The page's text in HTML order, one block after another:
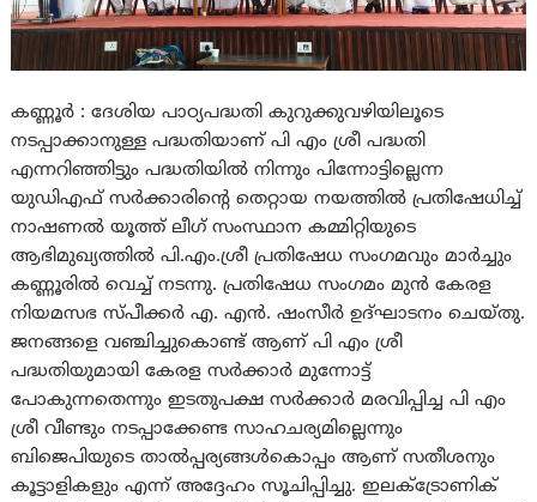
കണ്ണൂർ : ദേശിയ പാഠ്യപദ്ധതി കുറുക്കുവഴിയിലൂടെ
നടപ്പാക്കാനുള്ള പദ്ധതിയാണ് പി എം ശ്രീ പദ്ധതി
എന്നറിഞ്ഞിട്ടും പദ്ധതിയിൽ നിന്നും പിന്നോട്ടില്ലെന്ന
യുഡിഎഫ് സർക്കാരിന്റെ തെറ്റായ നയത്തിൽ പ്രതിഷേധിച്ച്
നാഷണൽ യൂത്ത്‌ ലീഗ് സംസ്ഥാന കമ്മിറ്റിയുടെ
ആഭിമുഖ്യത്തിൽ പി.എം.ശ്രീ പ്രതിഷേധ സംഗമവും മാർച്ചും
കണ്ണൂരിൽ വെച്ച് നടന്നു. പ്രതിഷേധ സംഗമം മുൻ കേരള
നിയമസഭ സ്പീക്കർ എ. എൻ. ഷംസീർ ഉദ്ഘാടനം ചെയ്തു.
ജനങ്ങളെ വഞ്ചിച്ചുകൊണ്ട് ആണ് പി എം ശ്രീ
പദ്ധതിയുമായി കേരള സർക്കാർ മുന്നോട്ട്
പോകുന്നതെന്നും ഇടതുപക്ഷ സർക്കാർ മരവിപ്പിച്ച പി എം
ശ്രീ വീണ്ടും നടപ്പാക്കേണ്ട സാഹചര്യമില്ലെന്നും
ബിജെപിയുടെ താൽപ്പര്യങ്ങൾകൊപ്പം ആണ് സതീശനും
കൂട്ടാളികളും എന്ന് അദ്ദേഹം സൂചിപ്പിച്ചു. ഇലക്ട്രോണിക്